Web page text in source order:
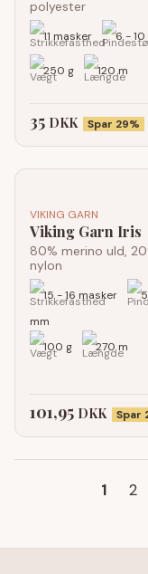
polyester
11 masker 6 - 10
250 g 120 m
35 DKK Spar 29%
VIKING GARN
Viking Garn Iris
80% merino uld,
nylon
15 - 16 masker
5
mm
100 g
270 m
101,95 DKK Spar
1 2